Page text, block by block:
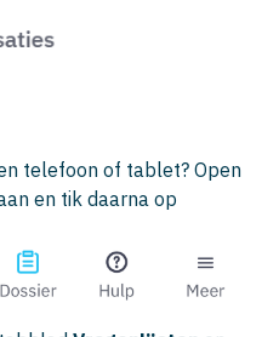
telefoon of tablet? Open
en tik daarna op